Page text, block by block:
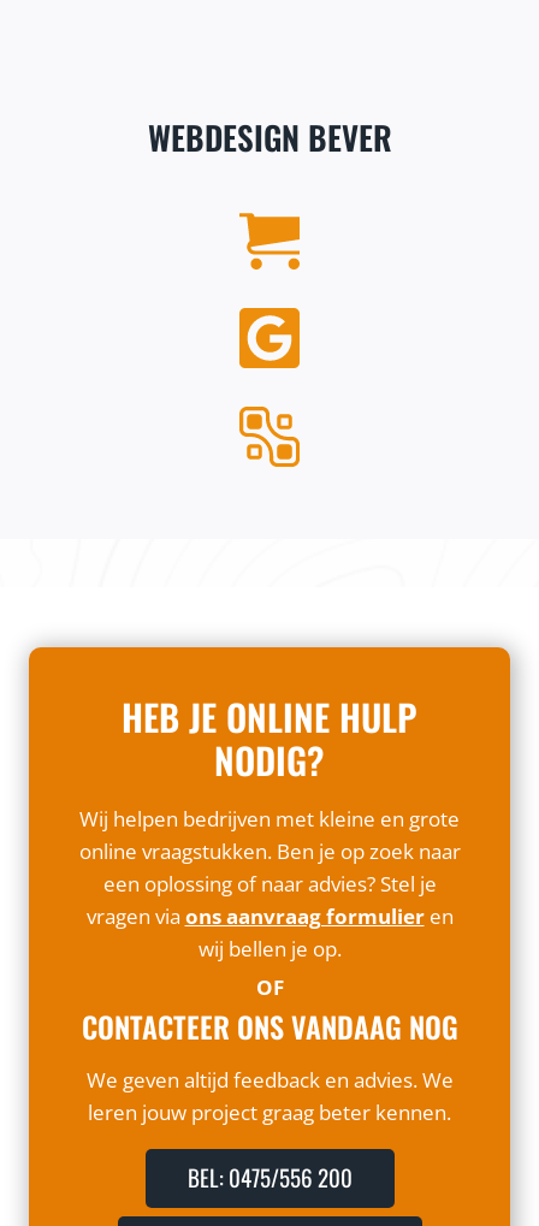
WEBDESIGN BEVER
HEB JE ONLINE HULP
NODIG?
Wij helpen bedrijven met kleine en grote
online vraagstukken. Ben je op zoek naar
een oplossing of naar advies? Stel je
vragen via ons aanvraag formulieren
wij bellen je op.
OF
CONTACTEER ONS VANDAAG NOG
We geven altijd feedback en advies. We
leren jouw project graag beter kennen.
BEL: 0475/556 200